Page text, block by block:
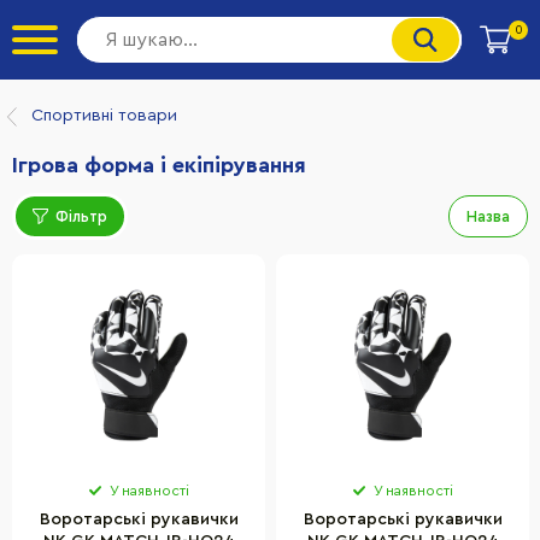
0
Спортивні товари
Ігрова форма і екіпірування
Фільтр Назва
У наявності
Воротарські рукавички
У наявності
Воротарські рукавички